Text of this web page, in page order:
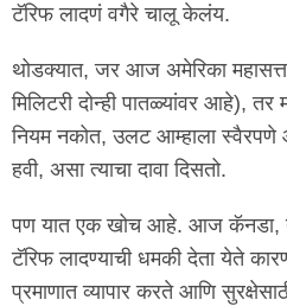
टॅरिफ लादणं वगैरे चालू केलंय.
थोडक्यात, जर आज अमेरिका
मिलिटरी दोन्ही पातळ्यांवर आहे),
नियम नकोत, उलट आम्हाला स्वैरपणे
हवी, असा त्याचा दावा दिसतो.
पण यात एक खोच आहे. आज कॅनडा,
टॅरिफ लादण्याची धमकी देता येते
प्रमाणात व्यापार करते आणि